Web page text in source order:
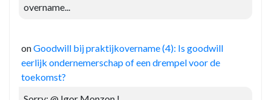
overname...
onGoodwill bij praktijkovername (4): Is goodwill
eerlijk ondernemerschap of een drempel voor de
toekomst?